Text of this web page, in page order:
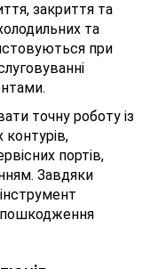
закриття та
та
при
точну роботу із
портів,
Завдяки
пошкодження